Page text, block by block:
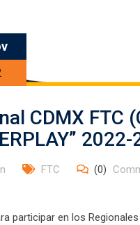
CDMX FTC
FTC (0)
participar en los